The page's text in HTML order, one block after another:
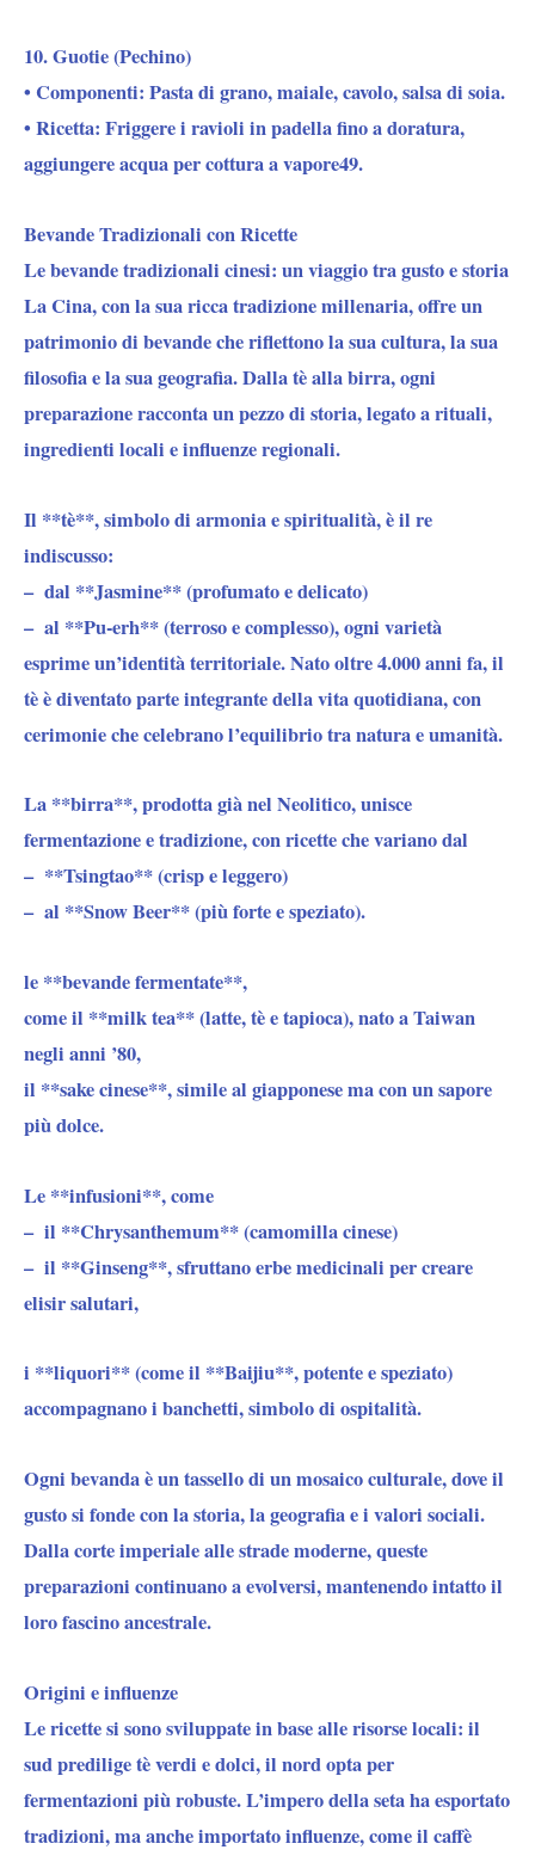
10. Guotie (Pechino)
• Componenti: Pasta di grano, maiale, cavolo, salsa di soia.
• Ricetta: Friggere i ravioli in padella fino a doratura,
aggiungere acqua per cottura a vapore49.
Bevande Tradizionali con Ricette
Le bevande tradizionali cinesi: un viaggio tra gusto e storia
La Cina, con la sua ricca tradizione millenaria, offre un
patrimonio di bevande che riflettono la sua cultura, la sua
filosofia e la sua geografia.Dalla tè alla birra, ogni
preparazione racconta un pezzo di storia, legato a rituali,
ingredienti locali e influenze regionali.
Il **tè**, simbolo di armonia e spiritualità, è il re
indiscusso:
– dal **Jasmine** (profumato e delicato)
– al **Pu-erh** (terroso e complesso),ogni varietà
esprime un’identità territoriale. Nato oltre 4.000 anni fa, il
tè è diventato parte integrante della vita quotidiana, con
cerimonie che celebrano l’equilibrio tra natura e umanità.
La **birra**, prodotta già nel Neolitico,unisce
fermentazione e tradizione, con ricette che variano dal
– **Tsingtao** (crisp e leggero)
– al **Snow Beer** (più forte e speziato).
le **bevande fermentate**,
come il **milk tea** (latte, tè e tapioca), nato a Taiwan
negli anni ’80,
il **sake cinese**, simile al giapponese ma con un sapore
più dolce.
Le **infusioni**, come
– il **Chrysanthemum** (camomilla cinese)
– il **Ginseng**, sfruttano erbe medicinali per creare
elisir salutari,
i **liquori**(come il **Baijiu**, potente e speziato)
accompagnano i banchetti, simbolo di ospitalità.
Ogni bevanda è un tassello di un mosaico culturale, dove il
gusto si fonde con la storia, la geografia e i valori sociali.
Dalla corte imperiale alle strade moderne, queste
preparazioni continuano a evolversi, mantenendo intatto il
loro fascino ancestrale.
Origini e influenze
Le ricette si sono sviluppate in base alle risorse locali: il
sud predilige tè verdi e dolci, il nord opta per
fermentazioni più robuste. L’impero della seta ha esportato
tradizioni, ma anche importato influenze, come il caffè